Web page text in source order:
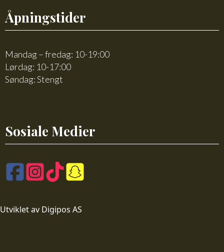
Åpningstider
Mandag – fredag: 10-19:00
Lørdag: 10-17:00
Søndag: Stengt
Sosiale Medier
Utviklet av Digipos AS